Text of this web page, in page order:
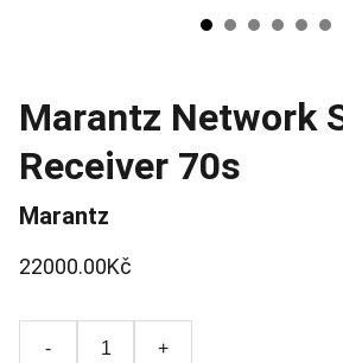
Marantz Network
Receiver 70s
Marantz
22000.00Kč
- +